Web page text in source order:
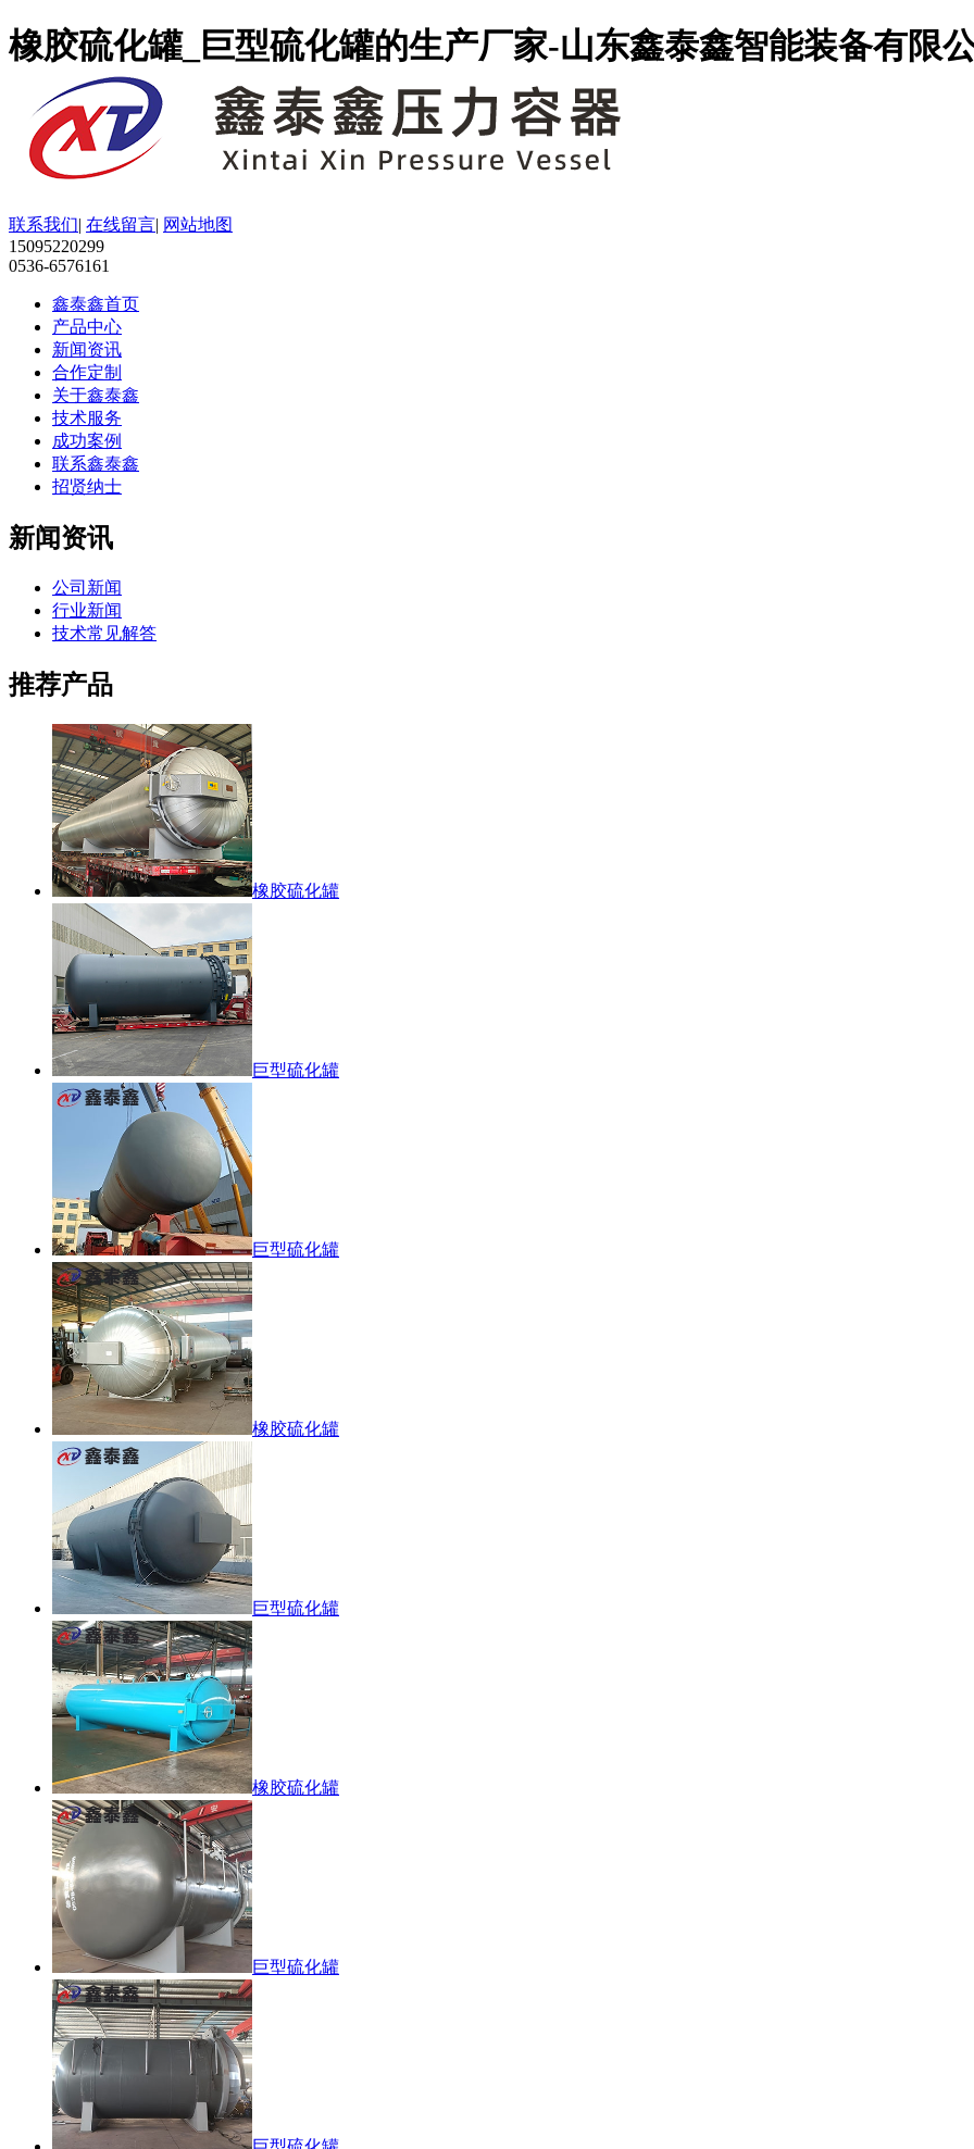
橡胶硫化罐_巨型硫化罐的生产厂家-山东鑫泰鑫智能装备有限
联系我们| 在线留言| 网站地图
15095220299
0536-6576161
鑫泰鑫首页
产品中心
新闻资讯
合作定制
关于鑫泰鑫
技术服务
成功案例
联系鑫泰鑫
招贤纳士
新闻资讯
公司新闻
行业新闻
技术常见解答
推荐产品
橡胶硫化罐
巨型硫化罐
巨型硫化罐
橡胶硫化罐
巨型硫化罐
橡胶硫化罐
巨型硫化罐